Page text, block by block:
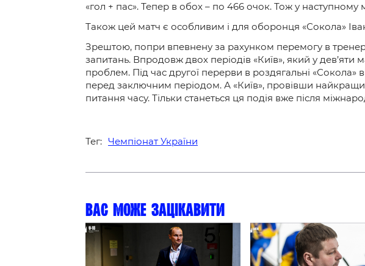
«гол + пас». Тепер в обох – по 466 очок. Тож у
Також цей матч є особливим і для оборонця «Сокола»
Зрештою, попри впевнену за рахунком перемогу в
запитань. Впродовж двох періодів «Київ», який у
проблем. Під час другої перерви в роздягальні
перед заключним періодом. А «Київ», провівши
питання часу. Тільки станеться ця подія вже після
Тег: Чемпіонат України
Вас може зацікавити